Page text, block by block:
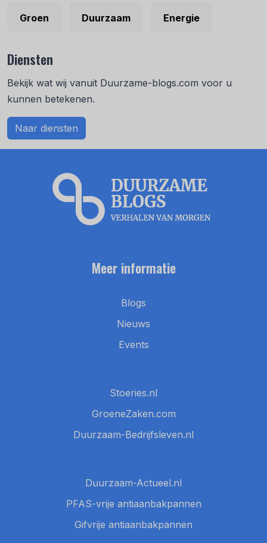
Groen Duurzaam Energie
Diensten
Bekijk wat wij vanuit Duurzame-blogs.com voor u
kunnen betekenen.
Naar diensten
Meer informatie
Blogs
Nieuws
Events
Stoeries.nl
GroeneZaken.com
Duurzaam-Bedrijfsleven.nl
Duurzaam-Actueel.nl
PFAS-vrije antiaanbakpannen
Gifvrije antiaanbakpannen